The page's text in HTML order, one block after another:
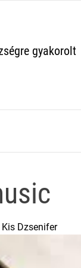
gyakorolt
Kis Dzsenifer